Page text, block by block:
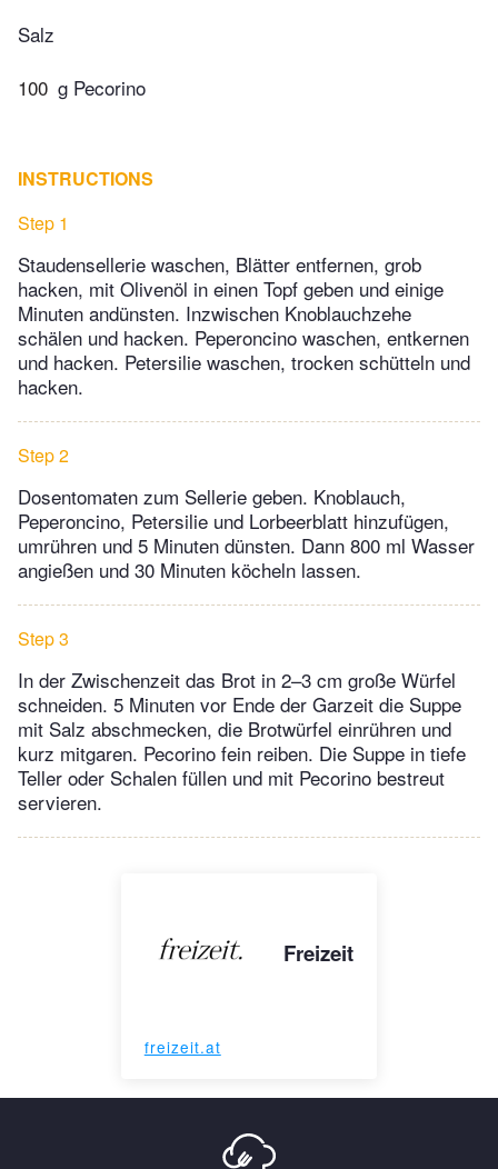
Salz
100 g Pecorino
INSTRUCTIONS
Step 1
Staudensellerie waschen, Blätter entfernen, grob
hacken, mit Olivenöl in einen Topf geben und einige
Minuten andünsten. Inzwischen Knoblauchzehe
schälen und hacken. Peperoncino waschen, entkernen
und hacken. Petersilie waschen, trocken schütteln und
hacken.
Step 2
Dosentomaten zum Sellerie geben. Knoblauch,
Peperoncino, Petersilie und Lorbeerblatt hinzufügen,
umrühren und 5 Minuten dünsten. Dann 800 ml Wasser
angießen und 30 Minuten köcheln lassen.
Step 3
In der Zwischenzeit das Brot in 2–3 cm große Würfel
schneiden. 5 Minuten vor Ende der Garzeit die Suppe
mit Salz abschmecken, die Brotwürfel einrühren und
kurz mitgaren. Pecorino fein reiben. Die Suppe in tiefe
Teller oder Schalen füllen und mit Pecorino bestreut
servieren.
Freizeit
freizeit.at